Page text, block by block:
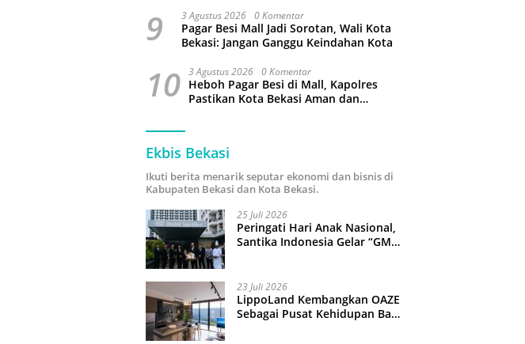
9 3 Agustus 2026 0 Komentar
Pagar Besi Mall Jadi Sorotan, Wali Kota
Bekasi: Jangan Ganggu Keindahan Kota
10 3 Agustus 2026 0 Komentar
Heboh Pagar Besi di Mall, Kapolres
Pastikan Kota Bekasi Aman dan
Ekbis Bekasi
Ikuti berita menarik seputar ekonomi dan bisnis di
Kabupaten Bekasi dan Kota Bekasi.
25 Juli 2026
Peringati Hari Anak Nasional,
Santika Indonesia Gelar “GM
23 Juli 2026
LippoLand Kembangkan OAZE
Sebagai Pusat Kehidupan Baru